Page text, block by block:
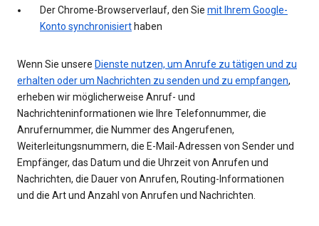
Der Chrome-Browserverlauf, den Sie mit Ihrem Google-
Konto synchronisiert haben
Wenn Sie unsere Dienste nutzen, um Anrufe zu tätigen und zu
erhalten oder um Nachrichten zu senden und zu empfangen,
erheben wir möglicherweise Anruf- und
Nachrichteninformationen wie Ihre Telefonnummer, die
Anrufernummer, die Nummer des Angerufenen,
Weiterleitungsnummern, die E-Mail-Adressen von Sender und
Empfänger, das Datum und die Uhrzeit von Anrufen und
Nachrichten, die Dauer von Anrufen, Routing-Informationen
und die Art und Anzahl von Anrufen und Nachrichten.